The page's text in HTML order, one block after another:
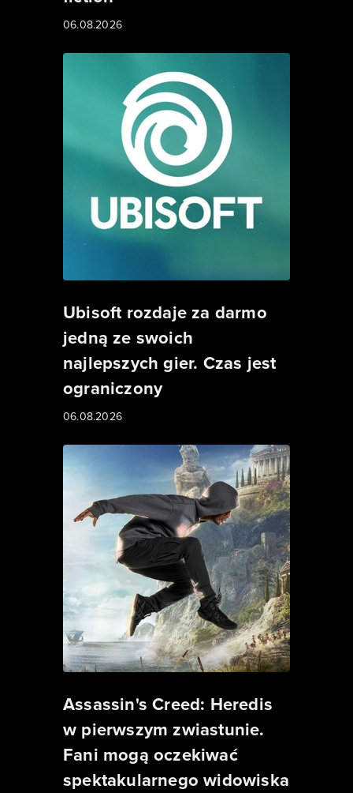
06.08.2026
Ubisoft rozdaje za darmo
jedną ze swoich
najlepszych gier. Czas jest
ograniczony
06.08.2026
Assassin's Creed: Heredis
w pierwszym zwiastunie.
Fani mogą oczekiwać
spektakularnego widowiska